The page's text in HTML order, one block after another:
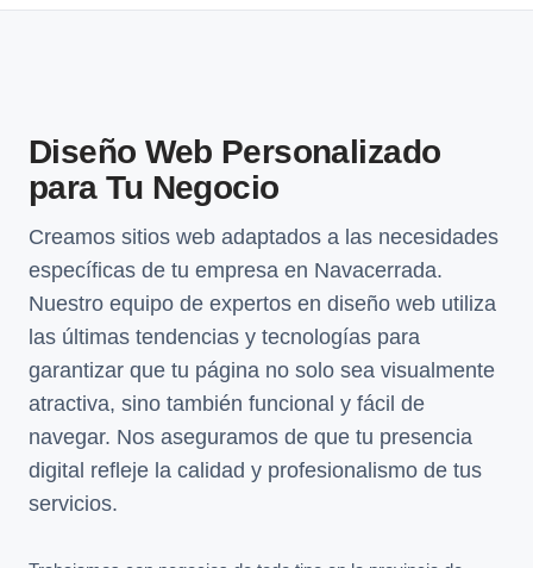
Diseño Web Personalizado
para Tu Negocio
Creamos sitios web adaptados a las necesidades
específicas de tu empresa en Navacerrada.
Nuestro equipo de expertos en diseño web utiliza
las últimas tendencias y tecnologías para
garantizar que tu página no solo sea visualmente
atractiva, sino también funcional y fácil de
navegar. Nos aseguramos de que tu presencia
digital refleje la calidad y profesionalismo de tus
servicios.